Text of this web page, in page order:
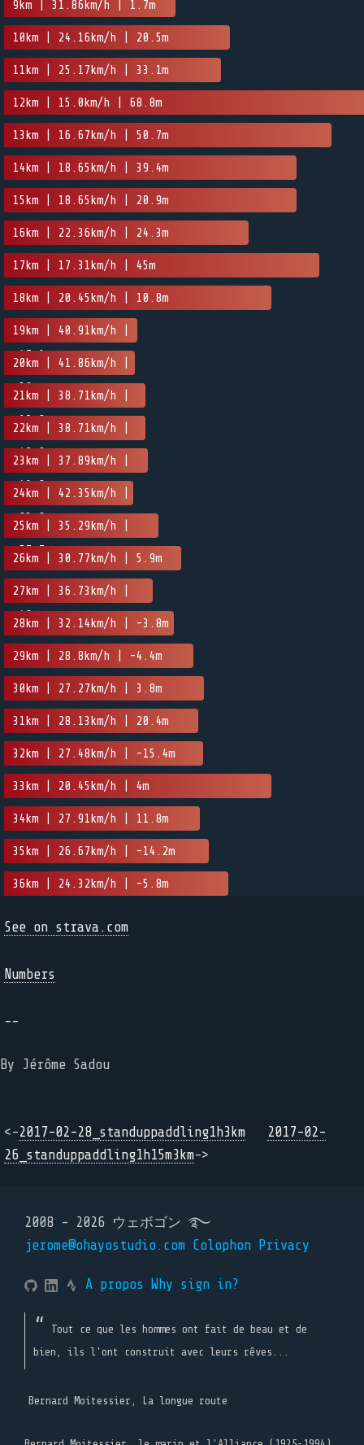
9km | 31.86km/h | 1.7m
10km | 24.16km/h | 20.5m
11km | 25.17km/h | 33.1m
12km | 15.0km/h | 68.8m
13km | 16.67km/h | 50.7m
14km | 18.65km/h | 39.4m
15km | 18.65km/h | 20.9m
16km | 22.36km/h | 24.3m
17km | 17.31km/h | 45m
18km | 20.45km/h | 10.8m
19km | 40.91km/h |
-47.1m
20km | 41.86km/h |
-30m
21km | 38.71km/h |
-12.8m
22km | 38.71km/h |
-42.8m
23km | 37.89km/h |
-41.9m
24km | 42.35km/h |
-63.6m
25km | 35.29km/h |
-57.7m
26km | 30.77km/h | 5.9m
27km | 36.73km/h |
-40m
28km | 32.14km/h | -3.8m
29km | 28.8km/h | -4.4m
30km | 27.27km/h | 3.8m
31km | 28.13km/h | 20.4m
32km | 27.48km/h | -15.4m
33km | 20.45km/h | 4m
34km | 27.91km/h | 11.8m
35km | 26.67km/h | -14.2m
36km | 24.32km/h | -5.8m
See on strava.com
Numbers
--
By Jérôme Sadou
<-2017-02-28_standuppaddling1h3km
2017-02-
26_standuppaddling1h15m3km->
2008 - 2026 ウェボゴン ࿐
jerome@ohayostudio.com Colophon Privacy
A propos Why sign in?
Tout ce que les hommes ont fait de beau et de
bien, ils l'ont construit avec leurs rêves...
Bernard Moitessier, La longue route